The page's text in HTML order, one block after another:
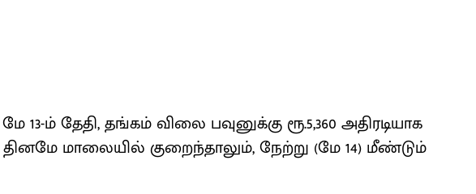
ம் தேதி, தங்கம் விலை பவுனுக்கு ரூ.5,360 அதிரடியாக
மாலையில் குறைந்தாலும், நேற்று (மே 14) மீண்டும்